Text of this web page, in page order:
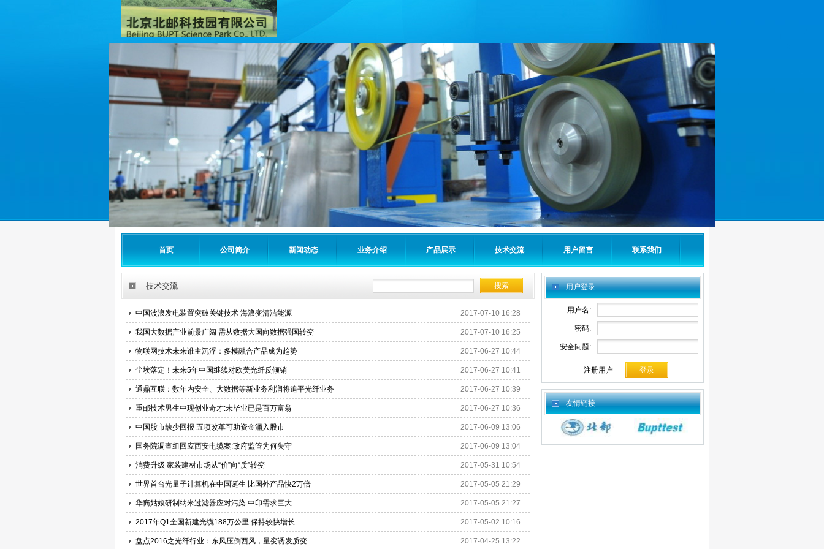
首页 公司简介 新闻动态 业务介绍 产品展示 技术交流 用户留言 联系我们
技术交流
中国波浪发电装置突破关键技术 海浪变清洁能源 2017-07-10 16:28
我国大数据产业前景广阔 需从数据大国向数据强国转变 2017-07-10 16:25
物联网技术未来谁主沉浮：多模融合产品成为趋势 2017-06-27 10:44
尘埃落定！未来5年中国继续对欧美光纤反倾销 2017-06-27 10:41
通鼎互联：数年内安全、大数据等新业务利润将追平光纤业务 2017-06-27 10:39
重邮技术男生中现创业奇才:未毕业已是百万富翁 2017-06-27 10:36
中国股市缺少回报 五项改革可助资金涌入股市 2017-06-09 13:06
国务院调查组回应西安电缆案:政府监管为何失守 2017-06-09 13:04
消费升级 家装建材市场从“价”向“质”转变 2017-05-31 10:54
世界首台光量子计算机在中国诞生 比国外产品快2万倍 2017-05-05 21:29
华裔姑娘研制纳米过滤器应对污染 中印需求巨大 2017-05-05 21:27
2017年Q1全国新建光缆188万公里 保持较快增长 2017-05-02 10:16
盘点2016之光纤行业：东风压倒西风，量变诱发质变 2017-04-25 13:22
用户登录
用户名:
密码:
安全问题:
注册用户
友情链接